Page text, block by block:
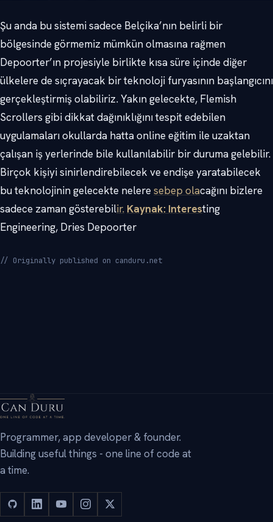
Şu anda bu sistemi sadece Belçika’nın belirli bir
bölgesinde görmemiz mümkün olmasına rağmen
Depoorter’ın projesiyle birlikte kısa süre içinde diğer
ülkelere de sıçrayacak bir teknoloji furyasının başlangıcını
gerçekleştirmiş olabiliriz. Yakın gelecekte, Flemish
Scrollers gibi dikkat dağınıklığını tespit edebilen
uygulamaları okullarda hatta online eğitim ile uzaktan
çalışan iş yerlerinde bile kullanılabilir bir duruma gelebilir.
Birçok kişiyi sinirlendirebilecek ve endişe yaratabilecek
bu teknolojinin gelecekte neleresebep olacağını bizlere
sadece zaman gösterebilir. Kaynak: Interesting
Engineering, Dries Depoorter
// Originally published on canduru.net
Programmer, app developer & founder.
Building useful things - one line of code at
a time.